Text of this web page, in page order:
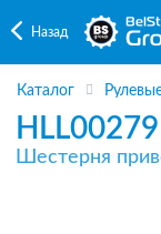
Назад
Каталог
HLL00279
Шестерня